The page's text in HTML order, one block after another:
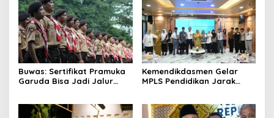
Buwas: Sertifikat Pramuka
Garuda Bisa Jadi Jalur
Kemendikdasmen Gelar
MPLS Pendidikan Jarak